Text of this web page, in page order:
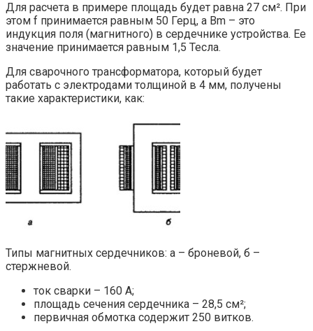
Для расчета в примере площадь будет равна 27 см². При
этом f принимается равным 50 Герц, а Bm – это
индукция поля (магнитного) в сердечнике устройства. Ее
значение принимается равным 1,5 Тесла.
Для сварочного трансформатора, который будет
работать с электродами толщиной в 4 мм, получены
такие характеристики, как:
Типы магнитных сердечников: а – броневой, б –
стержневой.
ток сварки – 160 А;
площадь сечения сердечника – 28,5 см²;
первичная обмотка содержит 250 витков.